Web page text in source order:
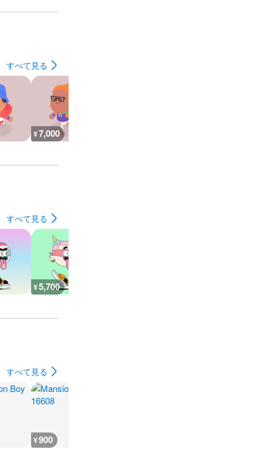
すべて見る
¥7,000
すべて見る
¥5,700
すべて見る
¥900